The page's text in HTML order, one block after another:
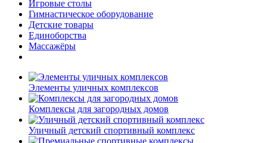
Игровые столы
Гимнастическое оборудование
Детские товары
Единоборства
Массажёры
Элементы уличных комплексов
Комплексы для загородных домов
Уличный детский спортивный комплекс